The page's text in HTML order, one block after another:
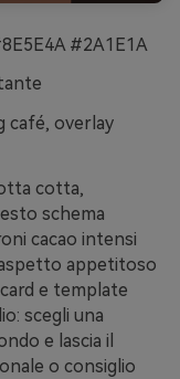
#2A1E1A
café, overlay
cotta,
schema
cacao intensi
appetitoso
e template
scegli una
e lascia il
o consiglio